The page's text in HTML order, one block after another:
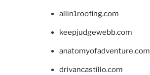
allin1roofing.com
keepjudgewebb.com
anatomyofadventure.com
drivancastillo.com